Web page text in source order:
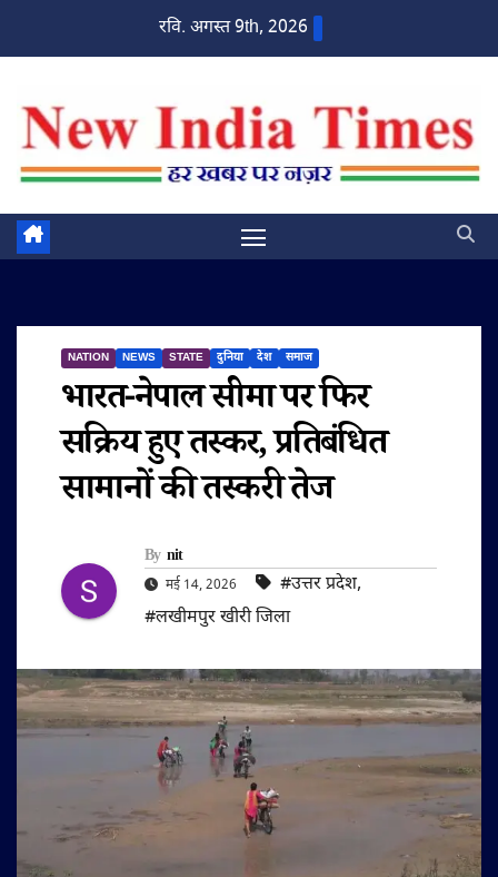
रवि. अगस्त 9th, 2026
NATION NEWS STATE दुनिया देश समाज
भारत-नेपाल सीमा पर फिर
सक्रिय हुए तस्कर, प्रतिबंधित
सामानों की तस्करी तेज
By nit
मई 14, 2026 #उत्तर प्रदेश,
#लखीमपुर खीरी जिला